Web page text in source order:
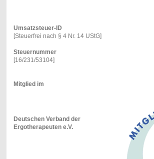
Umsatzsteuer-ID
[Steuerfrei nach § 4 Nr. 14 UStG]
Steuernummer
[16/231/53104]
Mitglied im
Deutschen Verband der
Ergotherapeuten e.V.